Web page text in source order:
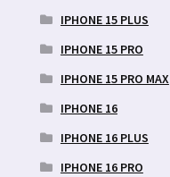
IPHONE 15 PLUS
IPHONE 15 PRO
IPHONE 15 PRO MAX
IPHONE 16
IPHONE 16 PLUS
IPHONE 16 PRO